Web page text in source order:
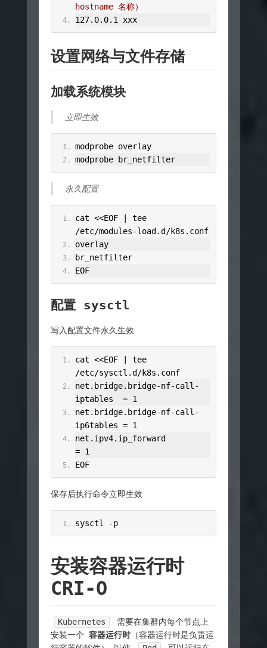
hostname 名称）
127.0. 0.1 xxx
设置网络与文件存储
加载系统模块
立即生效
modprobe overlay
modprobe br_netfilter
永久配置
cat <<EOF
tee
/etc/modules-load .d/k8s . conf
overlay
br_netfilter
EOF
配置 sysctl
写入配置文件永久生效
cat <<EOF
tee
/etc/sysctl .d/k8s . conf
net . bridge. bridge-nf-call-
iptables = 1
net . bridge. bridge-nf-call-
ip6tables = 1
net . ipv4.
= 1
EOF
保存后执行命令立即生效
sysctl -p
安装容器运行时
CRI-O
Kubernetes
需要在集群内每个节点上
安装一个 容器运行时（容器运行时是负责运